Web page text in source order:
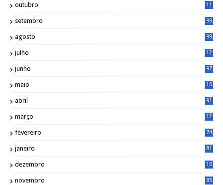
outubro
11
setembro 99
agosto 99
julho
12
junho 97
maio
10
abril 91
março
12
fevereiro 74
janeiro 81
dezembro
10
novembro 85